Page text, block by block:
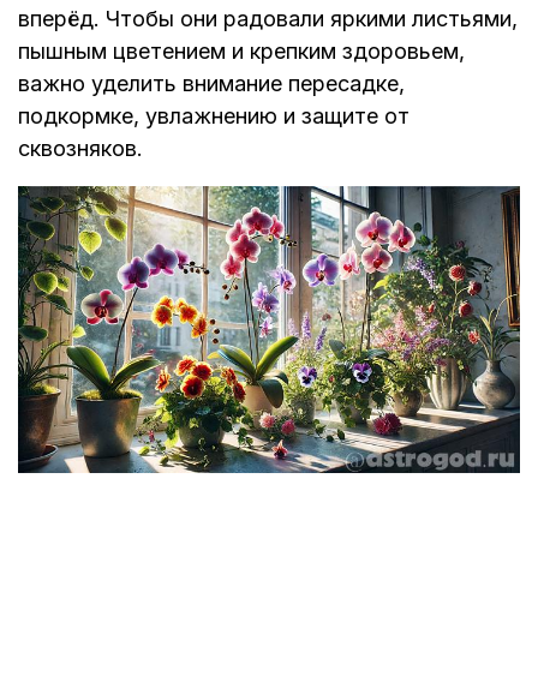
вперёд. Чтобы они радовали яркими листьями,
пышным цветением и крепким здоровьем,
важно уделить внимание пересадке,
подкормке, увлажнению и защите от
сквозняков.